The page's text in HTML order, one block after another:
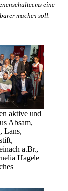
eine
machen soll.
aktive und
Absam,
Lans,
a.Br.,
Hagele